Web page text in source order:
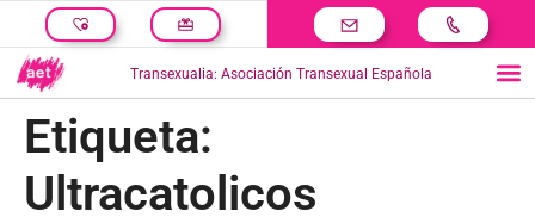
Transexualia: Asociación Transexual Española
Etiqueta:
Ultracatolicos